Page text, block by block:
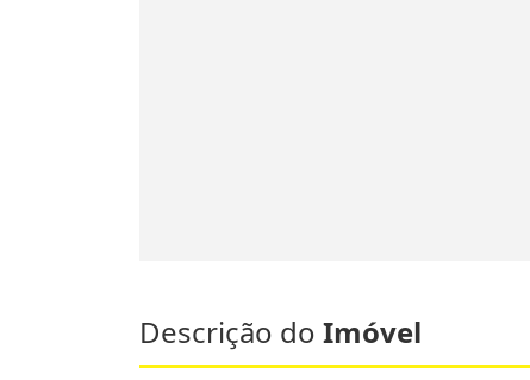
Descrição do Imóvel